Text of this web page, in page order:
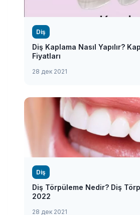
Diş
Diş Kaplama Nasıl Yapılır?
Fiyatları
28 дек 2021
Diş
Diş Törpüleme Nedir? Diş
2022
28 дек 2021